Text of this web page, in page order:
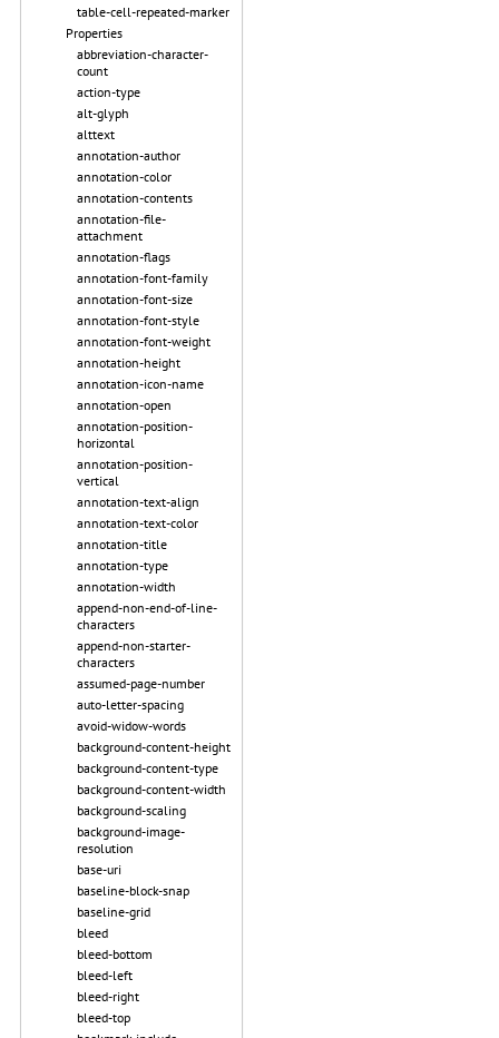
table-cell-repeated-marker
Properties
abbreviation-character-
count
action-type
alt-glyph
alttext
annotation-author
annotation-color
annotation-contents
annotation-file-
attachment
annotation-flags
annotation-font-family
annotation-font-size
annotation-font-style
annotation-font-weight
annotation-height
annotation-icon-name
annotation-open
annotation-position-
horizontal
annotation-position-
vertical
annotation-text-align
annotation-text-color
annotation-title
annotation-type
annotation-width
append-non-end-of-line-
characters
append-non-starter-
characters
assumed-page-number
auto-letter-spacing
avoid-widow-words
background-content-height
background-content-type
background-content-width
background-scaling
background-image-
resolution
base-uri
baseline-block-snap
baseline-grid
bleed
bleed-bottom
bleed-left
bleed-right
bleed-top